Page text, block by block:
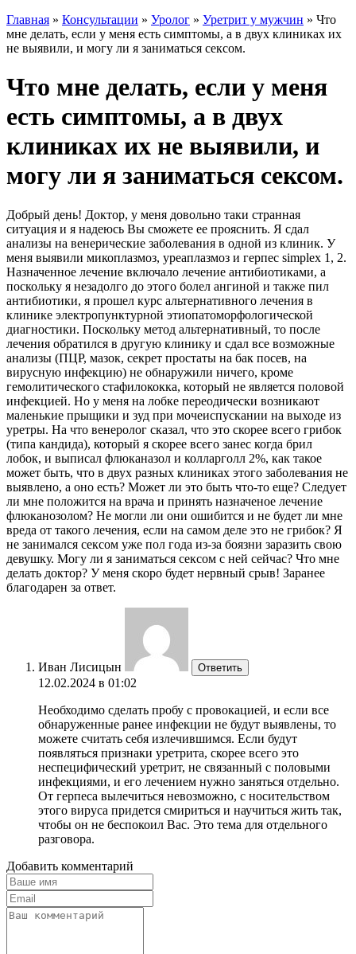
Главная » Консультации » Уролог » Уретрит у мужчин » Что
мне делать, если у меня есть симптомы, а в двух клиниках их
не выявили, и могу ли я заниматься сексом.
Что мне делать, если у меня
есть симптомы, а в двух
клиниках их не выявили, и
могу ли я заниматься сексом.
Добрый день! Доктор, у меня довольно таки странная
ситуация и я надеюсь Вы сможете ее прояснить. Я сдал
анализы на венерические заболевания в одной из клиник. У
меня выявили микоплазмоз, уреаплазмоз и герпес simplex 1, 2.
Назначенное лечение включало лечение антибиотиками, а
поскольку я незадолго до этого болел ангиной и также пил
антибиотики, я прошел курс альтернативного лечения в
клинике электропунктурной этиопатоморфологической
диагностики. Поскольку метод альтернативный, то после
лечения обратился в другую клинику и сдал все возможные
анализы (ПЦР, мазок, секрет простаты на бак посев, на
вирусную инфекцию) не обнаружили ничего, кроме
гемолитического стафилококка, который не является половой
инфекцией. Но у меня на лобке переодически возникают
маленькие прыщики и зуд при мочеиспускании на выходе из
уретры. На что венеролог сказал, что это скорее всего грибок
(типа кандида), который я скорее всего занес когда брил
лобок, и выписал флюканазол и колларголл 2%, как такое
может быть, что в двух разных клиниках этого заболевания не
выявлено, а оно есть? Может ли это быть что-то еще? Следует
ли мне положится на врача и принять назначеное лечение
флюканозолом? Не могли ли они ошибится и не будет ли мне
вреда от такого лечения, если на самом деле это не грибок? Я
не занимался сексом уже пол года из-за боязни заразить свою
девушку. Могу ли я заниматься сексом с ней сейчас? Что мне
делать доктор? У меня скоро будет нервный срыв! Заранее
благодарен за ответ.
Иван Лисицын Ответить
12.02.2024 в 01:02
Необходимо сделать пробу с провокацией, и если все
обнаруженные ранее инфекции не будут выявлены, то
можете считать себя излечившимся. Если будут
появляться признаки уретрита, скорее всего это
неспецифический уретрит, не связанный с половыми
инфекциями, и его лечением нужно заняться отдельно.
От герпеса вылечиться невозможно, с носительством
этого вируса придется смириться и научиться жить так,
чтобы он не беспокоил Вас. Это тема для отдельного
разговора.
Добавить комментарий